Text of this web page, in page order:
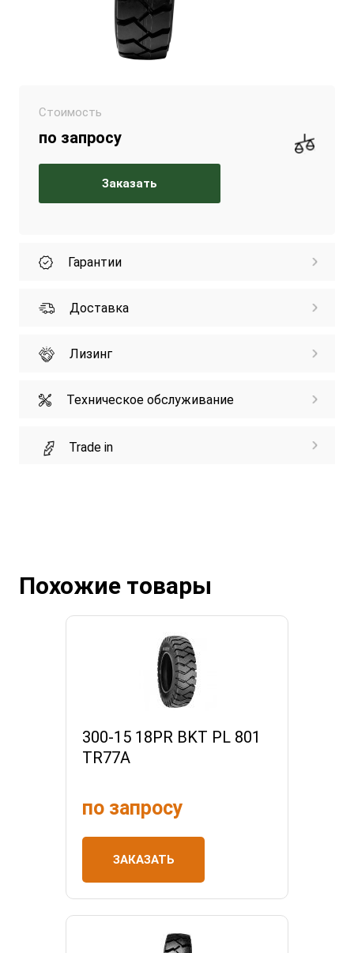
Стоимость
по запросу
Заказать
Гарантии
Доставка
Лизинг
Техническое обслуживание
Trade in
Похожие товары
300-15 18PR BKT PL 801
TR77A
по запросу
ЗАКАЗАТЬ